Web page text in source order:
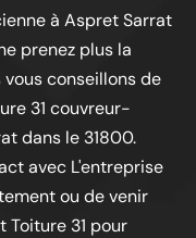
à Aspret Sarrat
prenez plus la
conseillons de
31 couvreur-
dans le 31800.
avec L'entreprise
ou de venir
Toiture 31 pour